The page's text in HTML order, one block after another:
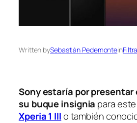
Written bySebastián Pedemontein
Sony estaría por presentar
su buque insignia para
Xperia 1 IIIo también